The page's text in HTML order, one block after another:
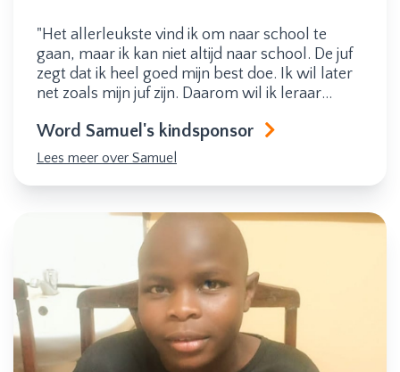
"Het allerleukste vind ik om naar school te
gaan, maar ik kan niet altijd naar school. De juf
zegt dat ik heel goed mijn best doe. Ik wil later
net zoals mijn juf zijn. Daarom wil ik leraar
Word Samuel's kindsponsor
Lees meer over Samuel